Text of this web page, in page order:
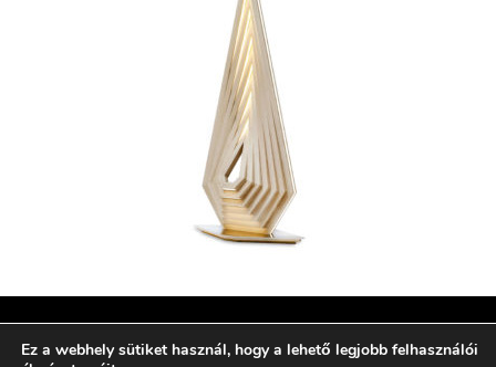
Ez a webhely sütiket használ, hogy a lehető legjobb felhasználói